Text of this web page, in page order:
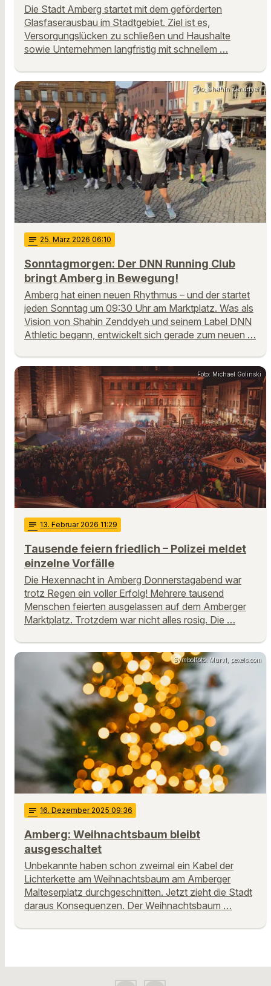
Die Stadt Amberg startet mit dem geförderten
Glasfaserausbau im Stadtgebiet. Ziel ist es,
Versorgungslücken zu schließen und Haushalte
sowie Unternehmen langfristig mit schnellem …
Foto: Shahin Zenddyeh
notes 25. März 2026 06:10
Sonntagmorgen: Der DNN Running Club
bringt Amberg in Bewegung!
Amberg hat einen neuen Rhythmus – und der startet
jeden Sonntag um 09:30 Uhr am Marktplatz. Was als
Vision von Shahin Zenddyeh und seinem Label DNN
Athletic begann, entwickelt sich gerade zum neuen …
Foto: Michael Golinski
notes 13. Februar 2026 11:29
Tausende feiern friedlich – Polizei meldet
einzelne Vorfälle
Die Hexennacht in Amberg Donnerstagabend war
trotz Regen ein voller Erfolg! Mehrere tausend
Menschen feierten ausgelassen auf dem Amberger
Marktplatz. Trotzdem war nicht alles rosig. Die …
Symbolfoto: Murvl, pexels.com
notes 16. Dezember 2025 09:36
Amberg: Weihnachtsbaum bleibt
ausgeschaltet
Unbekannte haben schon zweimal ein Kabel der
Lichterkette am Weihnachtsbaum am Amberger
Malteserplatz durchgeschnitten. Jetzt zieht die Stadt
daraus Konsequenzen. Der Weihnachtsbaum …